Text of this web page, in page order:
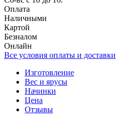
Оплата
Наличными
Картой
Безналом
Онлайн
Все условия оплаты и доставки
Изготовление
Вес и ярусы
Начинки
Цена
Отзывы